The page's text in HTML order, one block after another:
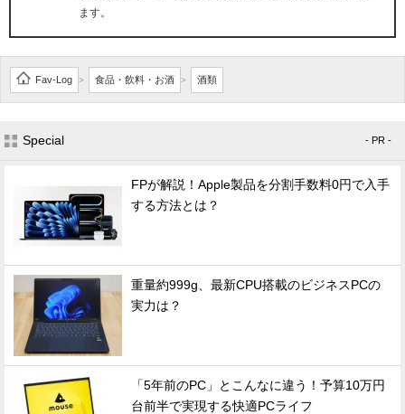
ます。
Fav-Log > 食品・飲料・お酒 > 酒類
Special - PR -
FPが解説！Apple製品を分割手数料0円で入手
する方法とは？
重量約999g、最新CPU搭載のビジネスPCの
実力は？
「5年前のPC」とこんなに違う！予算10万円
台前半で実現する快適PCライフ